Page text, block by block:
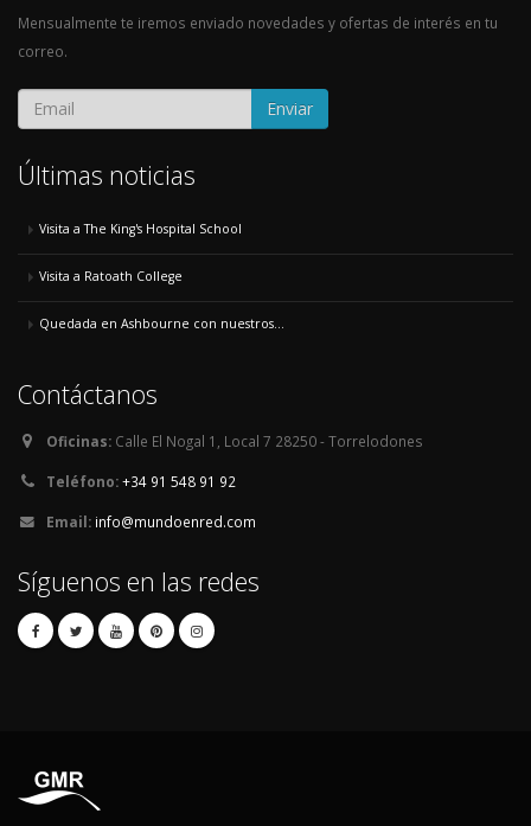
Mensualmente te iremos enviado novedades y ofertas de interés en tu
correo.
Enviar
Últimas noticias
Visita a The King's Hospital School
Visita a Ratoath College
Quedada en Ashbourne con nuestros...
Contáctanos
Oficinas: Calle El Nogal 1, Local 7 28250 - Torrelodones
Teléfono:+34 91 548 91 92
Email: info@mundoenred.com
Síguenos en las redes